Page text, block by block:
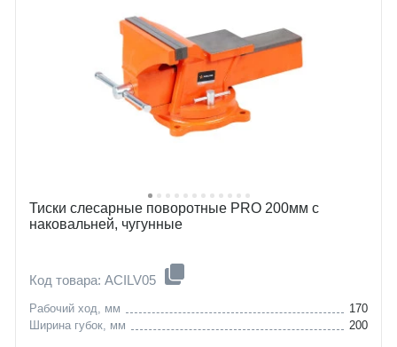
Тиски слесарные поворотные PRO 200мм с
наковальней, чугунные
Код товара: ACILV05
Рабочий ход, мм
170
Ширина губок, мм
200